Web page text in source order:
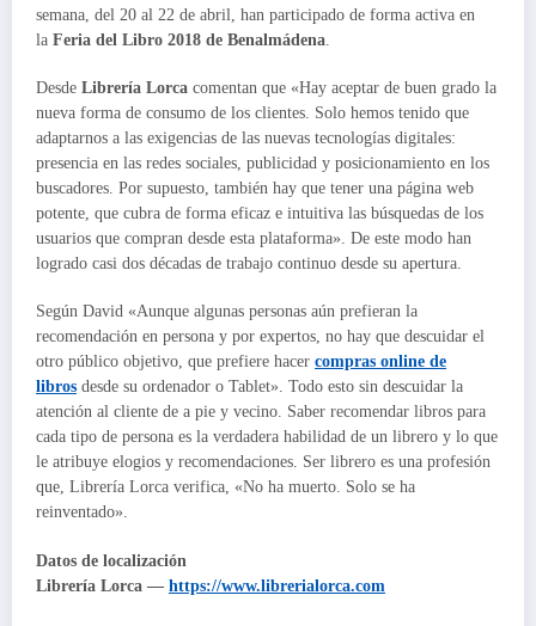
semana, del 20 al 22 de abril, han participado de forma activa en
la Feria del Libro 2018 de Benalmádena
Desde Librería Lorca comentan que «Hay aceptar de buen grado la
nueva forma de consumo de los clientes. Solo hemos tenido que
adaptarnos a las exigencias de las nuevas tecnologías digitales:
presencia en las redes sociales, publicidad y posicionamiento en los
buscadores. Por supuesto, también hay que tener una página web
potente, que cubra de forma eficaz e intuitiva las búsquedas de los
usuarios que compran desde esta plataforma». De este modo han
logrado casi dos décadas de trabajo continuo desde su apertura.
Según David «Aunque algunas personas aún prefieran la
recomendación en persona y por expertos, no hay que descuidar el
otro público objetivo, que prefiere hacer compras online de
libros desde su ordenador o Tablet». Todo esto sin descuidar la
atención al cliente de a pie y vecino. Saber recomendar libros para
cada tipo de persona es la verdadera habilidad de un librero y lo que
le atribuye elogios y recomendaciones. Ser librero es una profesión
que, Librería Lorca verifica, «No ha muerto. Solo se ha
reinventado».
Datos de localización
Librería Lorca — https://www.librerialorca.com